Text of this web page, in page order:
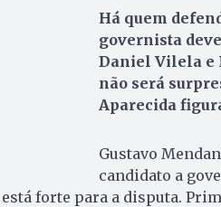
Há quem
governista
Daniel Vilela e
não será
Aparecida
Gustavo
candidato a
forte para a disputa.